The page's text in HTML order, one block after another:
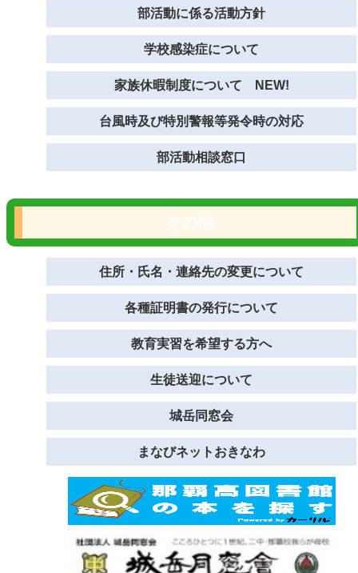
部活動に係る活動方針
学校感染症について
家族休暇制度について NEW!
台風時及び特別警報等発令時の対応
部活動相談窓口
住所・氏名・連絡先の変更について
各種証明書の発行について
教育実習を希望する方へ
生徒送迎について
城岳同窓会
まなびネットおきなわ